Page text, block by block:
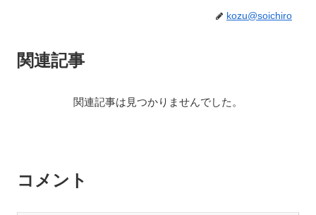
kozu@soichiro
関連記事
関連記事は見つかりませんでした。
コメント